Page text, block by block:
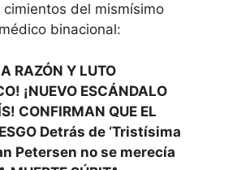
del mismísimo
binacional:
RAZÓN Y LUTO
¡NUEVO ESCÁNDALO
CONFIRMAN QUE EL
Detrás de ‘Tristísima
Petersen no se merecía